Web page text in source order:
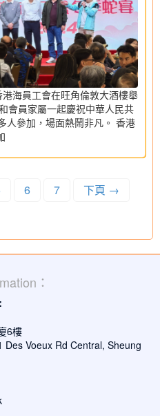
海員工會在旺角倫敦大酒樓舉
會員家屬一起慶祝中華人民共
人參加，場面熱鬧非凡。 香港
6 7 下頁 →
：
6樓
Voeux Rd Central, Sheung